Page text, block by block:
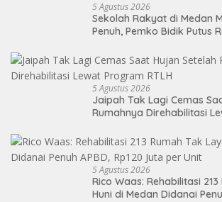
5 Agustus 2026
Sekolah Rakyat di Medan
Penuh, Pemko Bidik Putus
5 Agustus 2026
Jaipah Tak Lagi Cemas
Rumahnya Direhabilitasi
5 Agustus 2026
Rico Waas: Rehabilitasi
Huni di Medan Didanai